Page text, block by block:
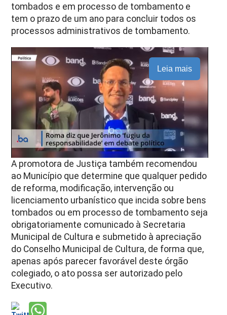
tombados e em processo de tombamento e
tem o prazo de um ano para concluir todos os
processos administrativos de tombamento.
Leia mais
A promotora de Justiça também recomendou
ao Município que determine que qualquer pedido
de reforma, modificação, intervenção ou
licenciamento urbanístico que incida sobre bens
tombados ou em processo de tombamento seja
obrigatoriamente comunicado à Secretaria
Municipal de Cultura e submetido à apreciação
do Conselho Municipal de Cultura, de forma que,
apenas após parecer favorável deste órgão
colegiado, o ato possa ser autorizado pelo
Executivo.